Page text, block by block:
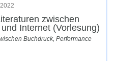
zwischen
Internet (Vorlesung)
Buchdruck, Performance